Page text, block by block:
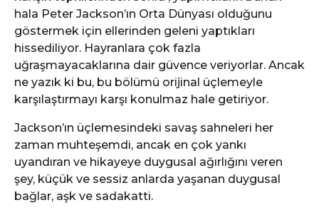
hala Peter Jackson’ın Orta Dünyası olduğunu
göstermek için ellerinden geleni yaptıkları
hissediliyor. Hayranlara çok fazla
uğraşmayacaklarına dair güvence veriyorlar. Ancak
ne yazık ki bu, bu bölümü orijinal üçlemeyle
karşılaştırmayı karşı konulmaz hale getiriyor.
Jackson’ın üçlemesindeki savaş sahneleri her
zaman muhteşemdi, ancak en çok yankı
uyandıran ve hikayeye duygusal ağırlığını veren
şey, küçük ve sessiz anlarda yaşanan duygusal
bağlar, aşk ve sadakatti.